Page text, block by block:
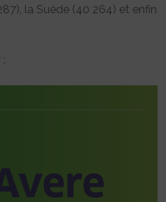
la Suède (40 264) et enfin